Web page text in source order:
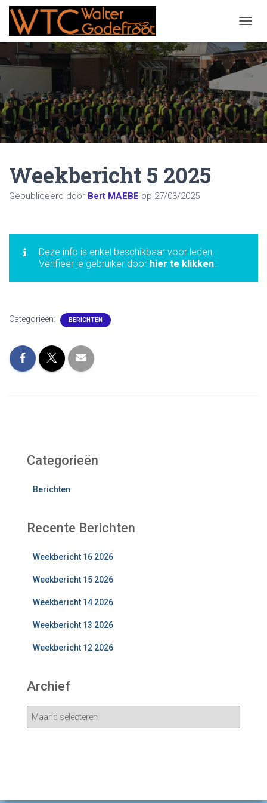
Weekbericht 5 2025
Gepubliceerd door Bert MAEBE op 27/03/2025
Deze info is enkel beschikbaar voor leden.
Verifieer je gebruiker door hier te klikken.
Categorieën: BERICHTEN
Categorieën
Berichten
Recente Berichten
Weekbericht 16 2026
Weekbericht 15 2026
Weekbericht 14 2026
Weekbericht 13 2026
Weekbericht 12 2026
Archief